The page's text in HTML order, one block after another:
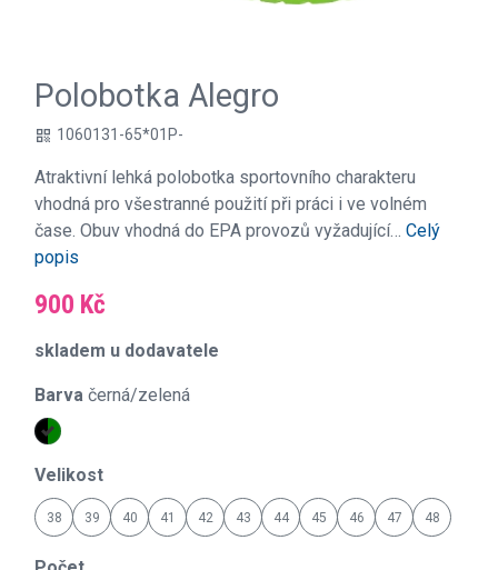
Polobotka Alegro
qr_code 1060131-65*01P-
Atraktivní lehká polobotka sportovního charakteru
vhodná pro všestranné použití při práci i ve volném
čase. Obuv vhodná do EPA provozů vyžadující… Celý
popis
900 Kč
skladem u dodavatele
Barva černá/zelená
Velikost
38 39 40 41 42 43 44 45 46 47 48